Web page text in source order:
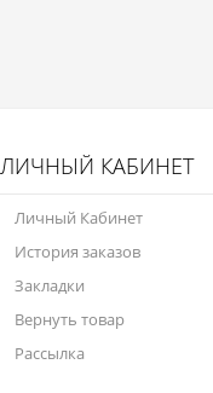
ЛИЧНЫЙ КАБИНЕТ
Личный Кабинет
История заказов
Закладки
Вернуть товар
Рассылка